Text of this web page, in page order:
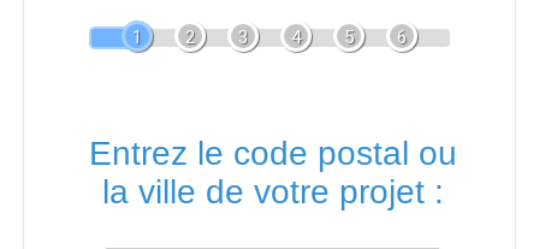
1 2 3 4 5 6
Entrez le code postal ou
la ville de votre projet :